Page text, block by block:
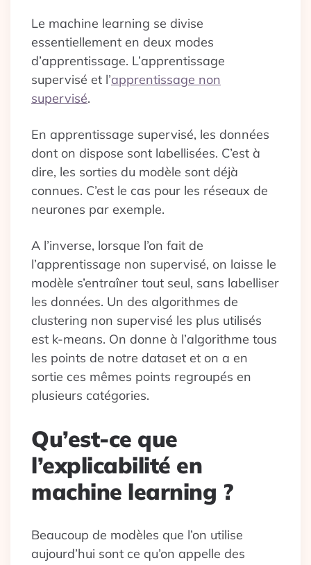
Le machine learning se divise
essentiellement en deux modes
d’apprentissage. L’apprentissage
supervisé et l’apprentissage non
supervisé.
En apprentissage supervisé, les données
dont on dispose sont labellisées. C’est à
dire, les sorties du modèle sont déjà
connues. C’est le cas pour les réseaux de
neurones par exemple.
A l’inverse, lorsque l’on fait de
l’apprentissage non supervisé, on laisse le
modèle s’entraîner tout seul, sans labelliser
les données. Un des algorithmes de
clustering non supervisé les plus utilisés
est k-means. On donne à l’algorithme tous
les points de notre dataset et on a en
sortie ces mêmes points regroupés en
plusieurs catégories.
Qu’est-ce que
l’explicabilité en
machine learning ?
Beaucoup de modèles que l’on utilise
aujourd’hui sont ce qu’on appelle des